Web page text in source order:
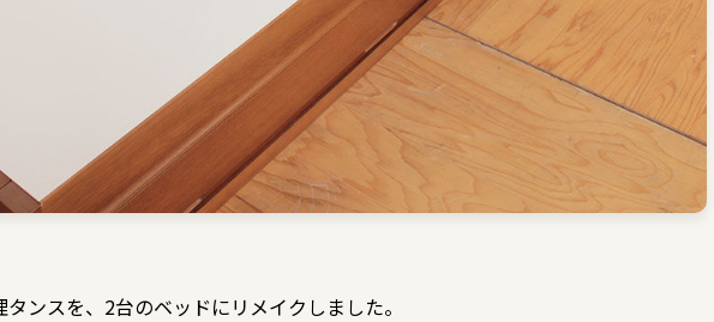
ンスを、2台のベッドにリメイクしました。